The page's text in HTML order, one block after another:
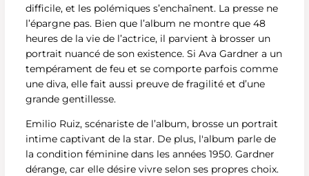
difficile, et les polémiques s’enchaînent. La presse ne
l’épargne pas. Bien que l’album ne montre que 48
heures de la vie de l’actrice, il parvient à brosser un
portrait nuancé de son existence. Si Ava Gardner a un
tempérament de feu et se comporte parfois comme
une diva, elle fait aussi preuve de fragilité et d’une
grande gentillesse.
Emilio Ruiz, scénariste de l’album, brosse un portrait
intime captivant de la star. De plus, l'album parle de
la condition féminine dans les années 1950. Gardner
dérange, car elle désire vivre selon ses propres choix.